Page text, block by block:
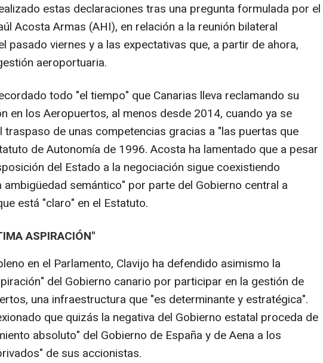
estas declaraciones tras una pregunta formulada por el
Acosta Armas (AHI), en relación a la reunión bilateral
pasado viernes y a las expectativas que, a partir de ahora,
aeroportuaria.
todo "el tiempo" que Canarias lleva reclamando su
en los Aeropuertos, al menos desde 2014, cuando ya se
traspaso de unas competencias gracias a "las puertas que
de Autonomía de 1996. Acosta ha lamentado que a pesar
del Estado a la negociación sigue coexistiendo
ambigüedad semántico" por parte del Gobierno central a
está "claro" en el Estatuto.
ASPIRACIÓN"
en el Parlamento, Clavijo ha defendido asimismo la
del Gobierno canario por participar en la gestión de
una infraestructura que "es determinante y estratégica".
que quizás la negativa del Gobierno estatal proceda de
absoluto" del Gobierno de España y de Aena a los
de sus accionistas.